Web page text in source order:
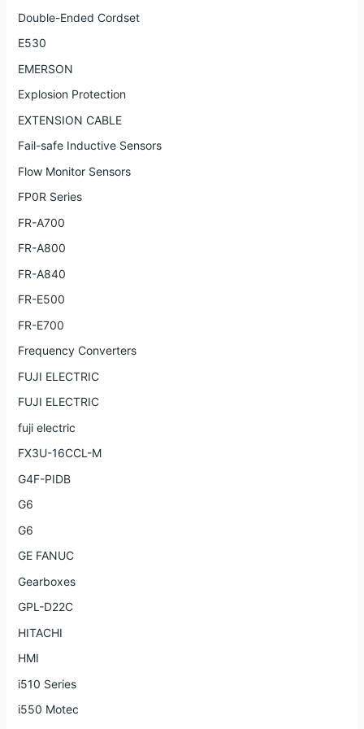
Double-Ended Cordset
E530
EMERSON
Explosion Protection
EXTENSION CABLE
Fail-safe Inductive Sensors
Flow Monitor Sensors
FP0R Series
FR-A700
FR-A800
FR-A840
FR-E500
FR-E700
Frequency Converters
FUJI ELECTRIC
FUJI ELECTRIC
fuji electric
FX3U-16CCL-M
G4F-PIDB
G6
G6
GE FANUC
Gearboxes
GPL-D22C
HITACHI
HMI
i510 Series
i550 Motec